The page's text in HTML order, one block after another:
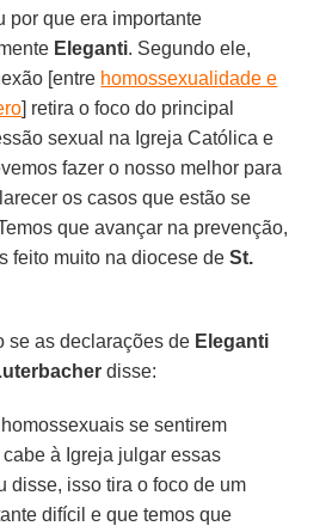
por que era importante
Eleganti. Segundo ele,
[entre homossexualidade e
] retira o foco do principal
sexual na Igreja Católica e
fazer o nosso melhor para
os casos que estão se
que avançar na prevenção,
feito muito na diocese deSt.
se as declarações de Eleganti
disse:
se sentirem
à Igreja julgar essas
disse, isso tira o foco de um
difícil e que temos que